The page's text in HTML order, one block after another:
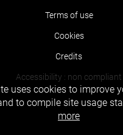
Terms of use
Cookies
Credits
Accessibility : non compliant
uses cookies to improve
to compile site usage
more